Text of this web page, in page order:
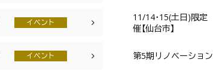
イベント
11/14･15(土日)限定
催【仙台市】
イベント 第5期リノベーショ